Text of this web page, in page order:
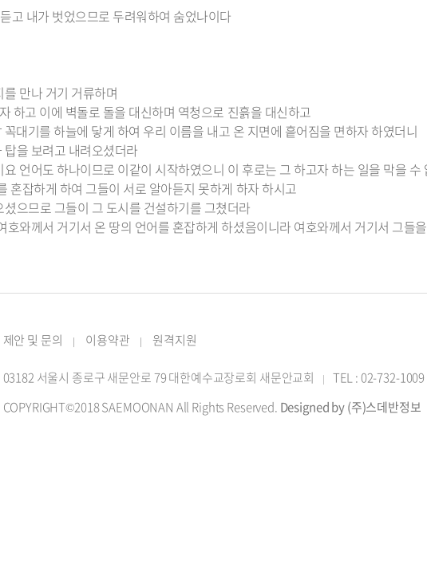
고 내가 벗었으므로 두려워하여 숨었나이다
만나 거기 거류하며
하고 이에 벽돌로 돌을 대신하며 역청으로 진흙을 대신하고
대기를 하늘에 닿게 하여 우리 이름을 내고 온 지면에 흩어짐을 면하자 하였더니
을 보려고 내려오셨더라
언어도 하나이므로 이같이 시작하였으니 이 후로는 그 하고자 하는 일을 막을 수
혼잡하게 하여 그들이 서로 알아듣지 못하게 하자 하시고
으므로 그들이 그 도시를 건설하기를 그쳤더라
와께서 거기서 온 땅의 언어를 혼잡하게 하셨음이니라 여호와께서 거기서 그들
제안 및 문의 | 이용약관 | 원격지원
03182 서울시 종로구 새문안로 79 대한예수교장로회 새문안교회 | TEL : 02-732-1009
COPYRIGHT©2018 SAEMOONAN All Rights Reserved. Designed by (주)스데반정보